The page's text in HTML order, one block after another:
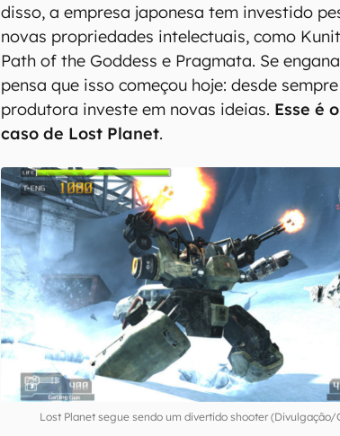
disso, a empresa japonesa tem investido
novas propriedades intelectuais, como
Path of the Goddess e Pragmata. Se
pensa que isso começou hoje: desde
produtora investe em novas ideias. Esse é
caso de Lost Planet.
Lost Planet segue sendo um divertido shooter (Divulgação/